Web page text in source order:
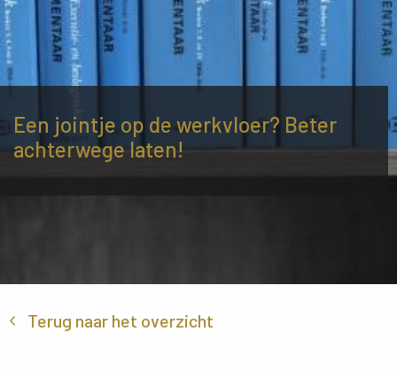
Een jointje op de werkvloer? Beter
achterwege laten!
Terug naar het overzicht